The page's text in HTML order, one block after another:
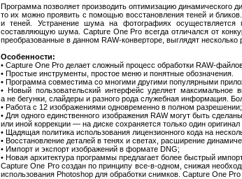
Программа позволяет производить оптимизацию динамического
то их можно проявить с помощью восстановления теней и
и теней. Устранение шума на фотографиях
составляющую шума. Capture One Pro всегда отличался от
преобразованные в данном RAW-конверторе, выглядят несколько
Особенности:
• Capture One Pro делает сложный процесс обработки RAW-
• Простые инструменты, простое меню и понятные обозначения.
• Программа совместима со многими другими популярными
• Новый пользовательский интерфейс уделяет
а не бегунки, слайдеры и разного рода служебная информация.
• Работа с 12 изображениями одновременно в полном разрешении;
• Для одного единственного изображения RAW могут быть
или иной коррекции — на диске сохраняется только один оригинал
• Щадящая политика использования лицензионного кода на
• Восстановление деталей в тенях и светах, расширение
• Импорт и экспорт изображений в формате DNG;
• Новая архитектура программы предлагает более быстрый
Capture One Pro создан по принципу все-в-одном, снижая
использования Photoshop для обработки снимков. Capture One